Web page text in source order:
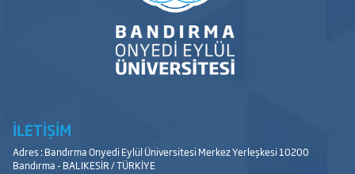
İLETİŞİM
Adres : Bandırma Onyedi Eylül Üniversitesi Merkez Yerleşkesi 10200
Bandırma - BALIKESİR / TÜRKİYE